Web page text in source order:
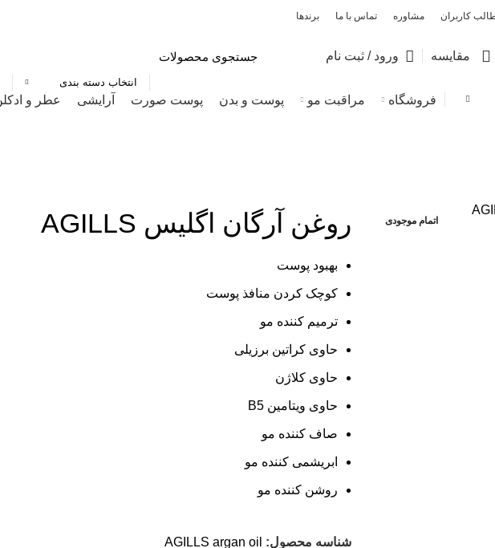
کاربران مشاوره تماس با ما برندها
مقایسه ورود / ثبت نام
انتخاب دسته بندی
فروشگاه مراقبت مو پوست و بدن پوست صورت آرایشی عطر و
اتمام موجودی روغن آرگان اگلیس AGILLS
بهبود پوست
کوچک کردن منافذ پوست
ترمیم کننده مو
حاوی کراتین برزیلی
حاوی کلاژن
حاوی ویتامین B5
صاف کننده مو
ابریشمی کننده مو
روشن کننده مو
شناسه محصول: AGILLS argan oil